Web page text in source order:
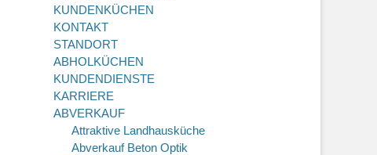
KUNDENKÜCHEN
KONTAKT
STANDORT
ABHOLKÜCHEN
KUNDENDIENSTE
KARRIERE
ABVERKAUF
Attraktive Landhausküche
Abverkauf Beton Optik